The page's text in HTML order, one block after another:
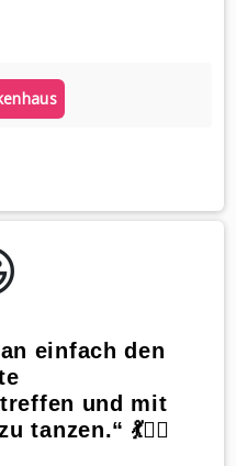
einfach den
und mit
tanzen.“ 💃🤷‍♀️